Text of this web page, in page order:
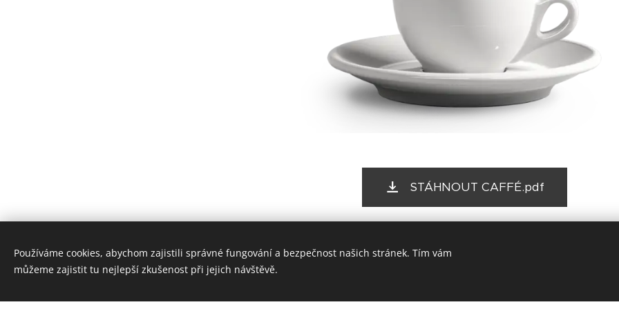
STÁHNOUT CAFFÉ.pdf
Porcelánový šálek italské výroby,šálek je vhodný na všechny druhy úprav, stříkání,
Používáme cookies, abychom zajistili správné fungování a bezpečnost našich stránek. Tím vám
můžeme zajistit tu nejlepší zkušenost při jejich návštěvě.